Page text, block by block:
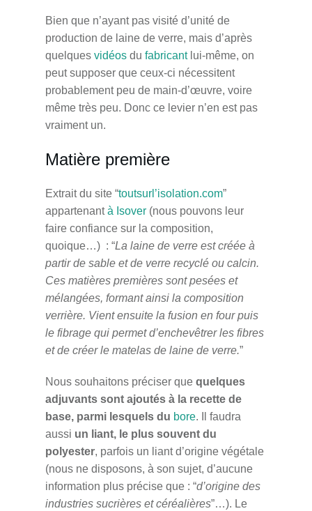
Bien que n’ayant pas visité d’unité de
production de laine de verre, mais d’après
quelques vidéosdu fabricantlui-même, on
peut supposer que ceux-ci nécessitent
probablement peu de main-d’œuvre, voire
même très peu. Donc ce levier n’en est pas
vraiment un.
Matière première
Extrait du site “toutsurl’isolation.com”
appartenantà Isover(nous pouvons leur
faire confiance sur la composition,
quoique…) : “La laine de verre est créée à
partir de sable et de verre recyclé ou calcin.
Ces matières premières sont pesées et
mélangées, formant ainsi la composition
verrière. Vient ensuite la fusion en four puis
le fibrage qui permet d’enchevêtrer les fibres
et de créer le matelas de laine de verre.”
Nous souhaitons préciser que quelques
adjuvants sont ajoutés à la recette de
base, parmi lesquels du bore. Il faudra
aussi un liant, le plus souvent du
polyester, parfois un liant d’origine végétale
(nous ne disposons, à son sujet, d’aucune
information plus précise que : “d’origine des
industries sucrières et céréalières”…). Le